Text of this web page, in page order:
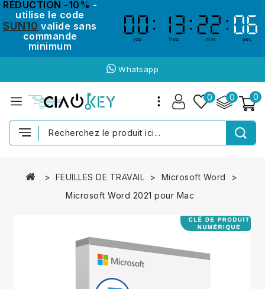
RÉDUCTION -10% -
utilise le code
SUN10 valide sans
commande
minimum
00
00
jou
13
13
heu
22
22
min
06
06
sec
Whatsapp
0
0
0
FEUILLES DE TRAVAIL
Microsoft Word
Microsoft Word 2021 pour Mac